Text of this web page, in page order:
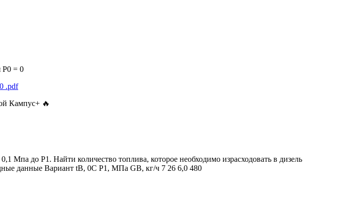
Р0 = 0
.pdf
Кампус+ 🔥
Мпа до Р1. Найти количество топлива, которое необходимо израсходовать в дизель
данные Вариант tВ, 0С Р1, МПа GВ, кг/ч 7 26 6,0 480